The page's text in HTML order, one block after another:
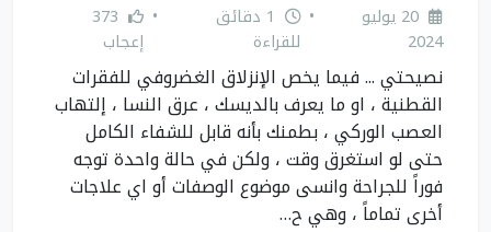
20 يوليو
2024
•
1 دقائق
للقراءة
•
373
إعجاب
نصيحتي ... فيما يخص الإنزلاق الغضروفي للفقرات
القطنية ، او ما يعرف بالديسك ، عرق النسا ، إلتهاب
العصب الوركي ، بطمنك بأنه قابل للشفاء الكامل
حتى لو استغرق وقت ، ولكن في حالة واحدة توجه
فوراً للجراحة وانسى موضوع الوصفات أو اي علاجات
أخرى تماماً ، وهي ح…